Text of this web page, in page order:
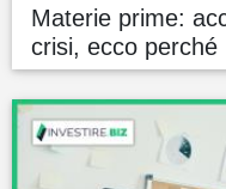
Materie prime:
crisi, ecco perché